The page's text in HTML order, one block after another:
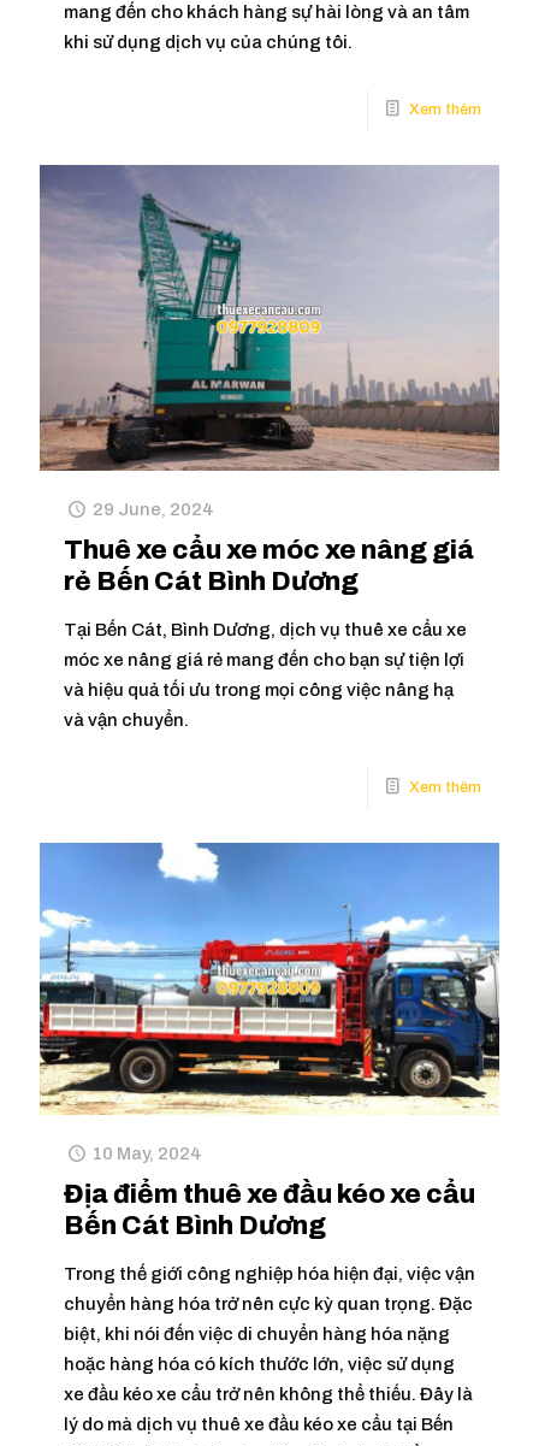
mang đến cho khách hàng sự hài lòng và an tâm
khi sử dụng dịch vụ của chúng tôi.
29 June, 2024
Thuê xe cẩu xe móc xe nâng giá
rẻ Bến Cát Bình Dương
Tại Bến Cát, Bình Dương, dịch vụ thuê xe cẩu xe
móc xe nâng giá rẻ mang đến cho bạn sự tiện lợi
và hiệu quả tối ưu trong mọi công việc nâng hạ
và vận chuyển.
10 May, 2024
Địa điểm thuê xe đầu kéo xe cẩu
Bến Cát Bình Dương
Trong thế giới công nghiệp hóa hiện đại, việc vận
chuyển hàng hóa trở nên cực kỳ quan trọng. Đặc
biệt, khi nói đến việc di chuyển hàng hóa nặng
hoặc hàng hóa có kích thước lớn, việc sử dụng
xe đầu kéo xe cẩu trở nên không thể thiếu. Đây là
lý do mà dịch vụ thuê xe đầu kéo xe cẩu tại Bến